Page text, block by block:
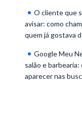
O cliente que
avisar: como
quem já gostava
Google Meu
salão e barbearia:
aparecer nas